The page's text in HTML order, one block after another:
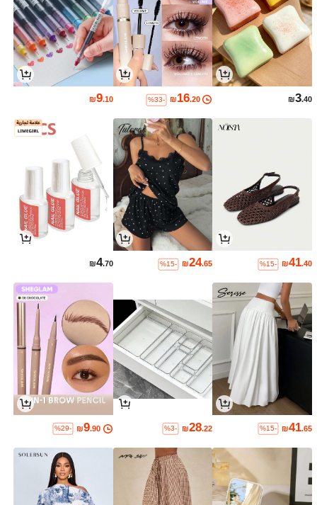
₪3.40
₪16.20
%33-
₪9.10
₪41.40
%15-
₪24.65
%15-
₪4.70
₪41.65
%15-
₪28.22
%3-
₪9.90
%29-